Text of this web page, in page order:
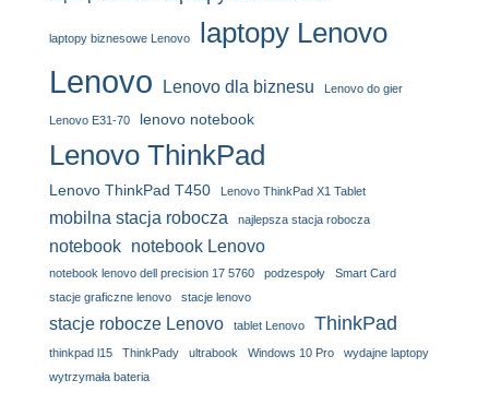
laptopy biznesowe Lenovo laptopy Lenovo
Lenovo Lenovo dla biznesu Lenovo do gier
Lenovo E31-70 lenovo notebook
Lenovo ThinkPad
Lenovo ThinkPad T450 Lenovo ThinkPad X1 Tablet
mobilna stacja robocza najlepsza stacja robocza
notebook notebook Lenovo
notebook lenovo dell precision 17 5760 podzespoły
Smart Card
stacje graficzne lenovo
stacje lenovo
stacje robocze Lenovo tablet Lenovo ThinkPad
thinkpad l15 ThinkPady ultrabook Windows 10 Pro
wydajne laptopy
wytrzymała bateria